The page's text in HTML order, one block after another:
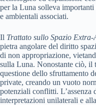
per la Luna solleva
e ambientali associati.
Il Trattato sullo Spazio
pietra angolare del diritto
di non appropriazione,
sulla Luna. Nonostante ciò, il
questione dello sfruttamento
private, creando un vuoto
potenziali conflitti. L’assenza
interpretazioni unilaterali e